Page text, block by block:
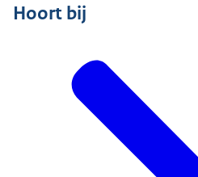
Hoort bij